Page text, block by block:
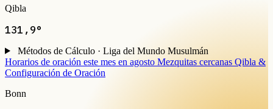
Qibla
131,9°
Métodos de Cálculo · Liga del Mundo Musulmán
Horarios de oración este mes en agosto Mezquitas cercanas Qibla &
Configuración de Oración
Bonn